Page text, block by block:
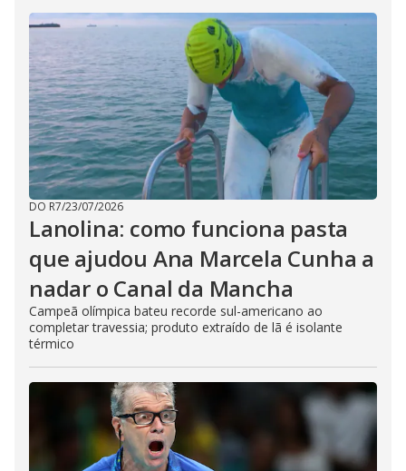
DO R7/23/07/2026
Lanolina: como funciona pasta
que ajudou Ana Marcela Cunha a
nadar o Canal da Mancha
Campeã olímpica bateu recorde sul-americano ao
completar travessia; produto extraído de lã é isolante
térmico